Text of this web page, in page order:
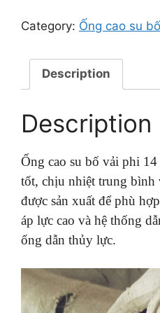
Category: Ống cao su
Description
Description
Ống cao su bố vải phi
tốt, chịu nhiệt trung bình
được sản xuất để phù
áp lực cao và hệ thống
ống dẫn thủy lực.